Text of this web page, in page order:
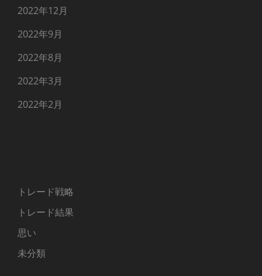
2022年12月
2022年9月
2022年8月
2022年3月
2022年2月
トレード戦略
トレード結果
思い
未分類